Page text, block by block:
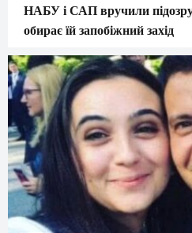
НАБУ і САП вручили
обирає їй запобіжний захід